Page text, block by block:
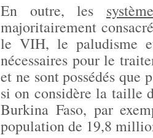
En outre, les
majoritairement
le VIH, le paludisme
nécessaires pour le
et ne sont possédés que
si on considère la taille
Burkina Faso, par
population de 19,8